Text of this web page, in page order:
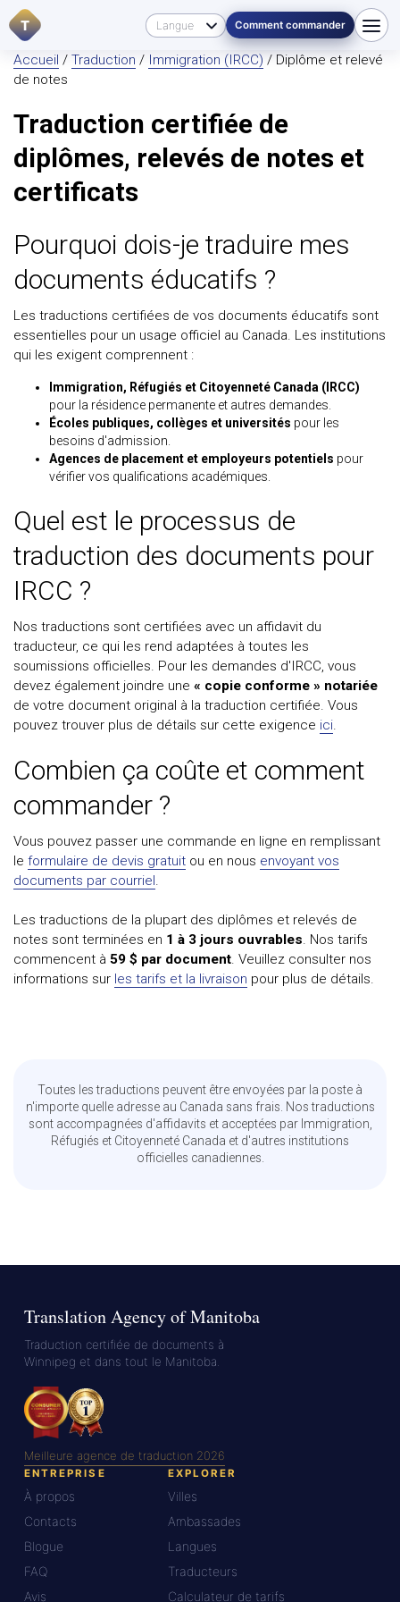
T Comment commander
Accueil / Traduction / Immigration (IRCC) / Diplôme et relevé
de notes
Traduction certifiée de
diplômes, relevés de notes et
certificats
Pourquoi dois-je traduire mes
documents éducatifs ?
Les traductions certifiées de vos documents éducatifs sont
essentielles pour un usage officiel au Canada. Les institutions
qui les exigent comprennent :
Immigration, Réfugiés et Citoyenneté Canada (IRCC)
pour la résidence permanente et autres demandes.
Écoles publiques, collèges et universités pour les
besoins d'admission.
Agences de placement et employeurs potentiels pour
vérifier vos qualifications académiques.
Quel est le processus de
traduction des documents pour
IRCC ?
Nos traductions sont certifiées avec un affidavit du
traducteur, ce qui les rend adaptées à toutes les
soumissions officielles. Pour les demandes d'IRCC, vous
devez également joindre une « copie conforme » notariée
de votre document original à la traduction certifiée. Vous
pouvez trouver plus de détails sur cette exigence ici.
Combien ça coûte et comment
commander ?
Vous pouvez passer une commande en ligne en remplissant
le formulaire de devis gratuit ou en nous envoyant vos
documents par courriel .
Les traductions de la plupart des diplômes et relevés de
notes sont terminées en 1 à 3 jours ouvrables. Nos tarifs
commencent à 59 $ par document. Veuillez consulter nos
informations sur les tarifs et la livraison pour plus de détails.
Toutes les traductions peuvent être envoyées par la poste à
n'importe quelle adresse au Canada sans frais. Nos traductions
sont accompagnées d'affidavits et acceptées par Immigration,
Réfugiés et Citoyenneté Canada et d'autres institutions
officielles canadiennes.
Translation Agency of Manitoba
Traduction certifiée de documents à
Winnipeg et dans tout le Manitoba.
Meilleure agence de traduction 2026
ENTREPRISE
À propos
Contacts
Blogue
FAQ
Avis
EXPLORER
Villes
Ambassades
Langues
Traducteurs
Calculateur de tarifs